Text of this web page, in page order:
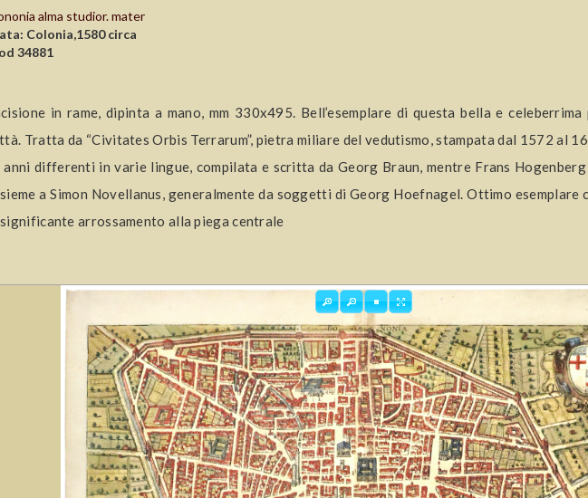
alma studior. mater
Colonia,1580 circa
34881
in rame, dipinta a mano, mm 330x495. Bell’esemplare di questa bella e
Tratta da “Civitates Orbis Terrarum”, pietra miliare del vedutismo, stampata dal 1572 al
anni differenti in varie lingue, compilata e scritta da Georg Braun, mentre Frans
a Simon Novellanus, generalmente da soggetti di Georg Hoefnagel. Ottimo
arrossamento alla piega centrale